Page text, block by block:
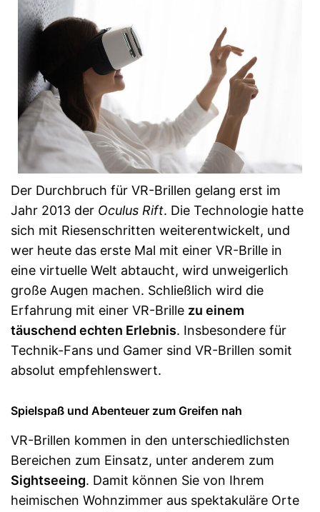
Der Durchbruch für VR-Brillen gelang erst im
Jahr 2013 der Oculus Rift. Die Technologie hatte
sich mit Riesenschritten weiterentwickelt, und
wer heute das erste Mal mit einer VR-Brille in
eine virtuelle Welt abtaucht, wird unweigerlich
große Augen machen. Schließlich wird die
Erfahrung mit einer VR-Brille zu einem
täuschend echten Erlebnis. Insbesondere für
Technik-Fans und Gamer sind VR-Brillen somit
absolut empfehlenswert.
Spielspaß und Abenteuer zum Greifen nah
VR-Brillen kommen in den unterschiedlichsten
Bereichen zum Einsatz, unter anderem zum
Sightseeing. Damit können Sie von Ihrem
heimischen Wohnzimmer aus spektakuläre Orte